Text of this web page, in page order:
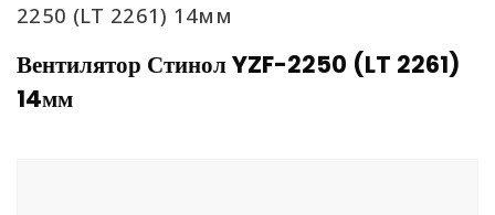
2250 (LT 2261) 14мм
Вентилятор Стинол YZF-2250 (LT 2261)
14мм